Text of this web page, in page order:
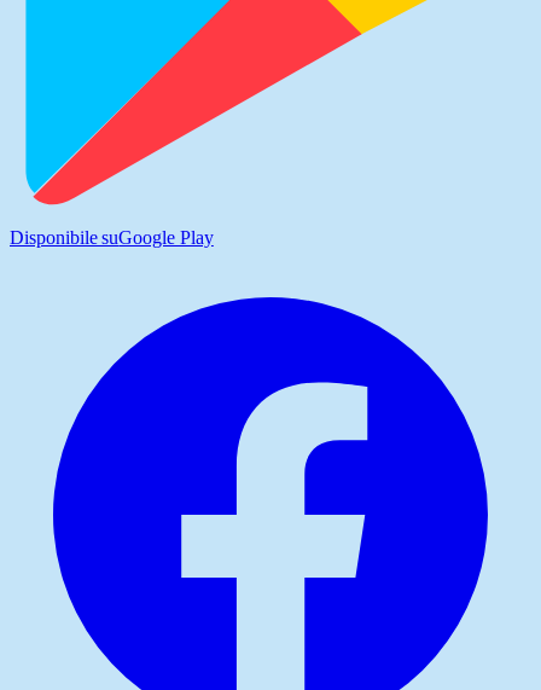
Disponibile suGoogle Play